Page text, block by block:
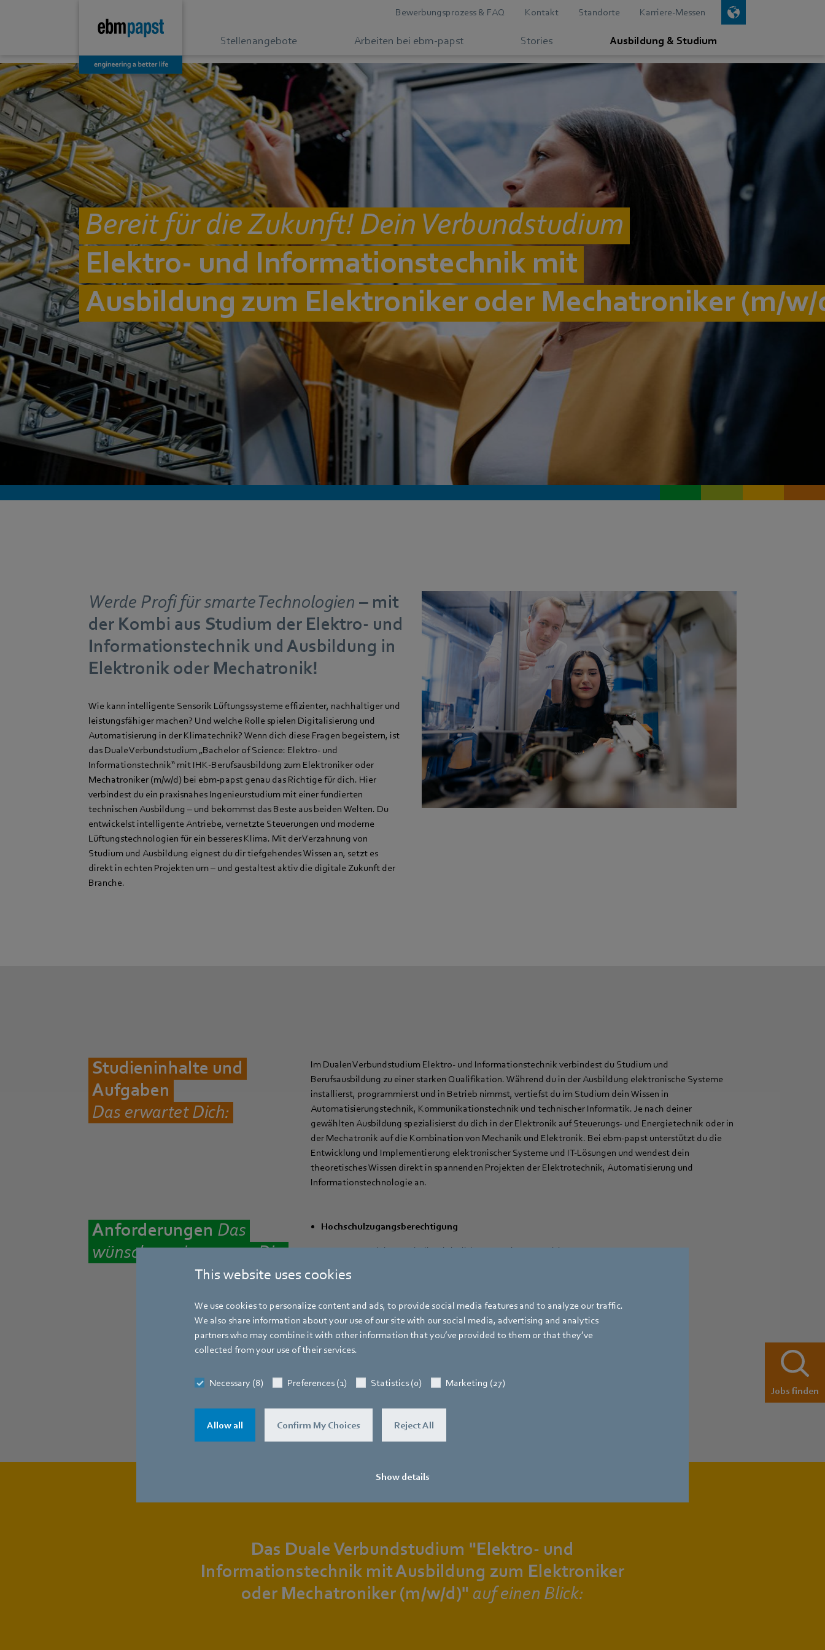
This website uses cookies
We use cookies to personalize content and ads, to provide social media features and to analyze our traffic.
We also share information about your use of our site with our social media, advertising and analytics
partners who may combine it with other information that you’ve provided to them or that they’ve
collected from your use of their services.
Necessary (8) Preferences (1) Statistics (0) Marketing (27)
Allow all Confirm My Choices Reject All
Show details
Bewerbungsprozess & FAQ Kontakt Standorte Karriere-Messen
Stellenangebote Arbeiten bei ebm-papst Stories Ausbildung & Studium
Bereit für die Zukunft! Dein Verbundstudium
Elektro- und Informationstechnik mit
Ausbildung zum Elektroniker oder Mechatroniker (m/w/
Werde Profi für smarte Technologien – mit
der Kombi aus Studium der Elektro- und
Informationstechnik und Ausbildung in
Elektronik oder Mechatronik!
Wie kann intelligente Sensorik Lüftungssysteme effizienter, nachhaltiger und
leistungsfähiger machen? Und welche Rolle spielen Digitalisierung und
Automatisierung in der Klimatechnik? Wenn dich diese Fragen begeistern, ist
das Duale Verbundstudium „Bachelor of Science: Elektro- und
Informationstechnik“ mit IHK-Berufsausbildung zum Elektroniker oder
Mechatroniker (m/w/d) bei ebm‑papst genau das Richtige für dich. Hier
verbindest du ein praxisnahes Ingenieurstudium mit einer fundierten
technischen Ausbildung – und bekommst das Beste aus beiden Welten. Du
entwickelst intelligente Antriebe, vernetzte Steuerungen und moderne
Lüftungstechnologien für ein besseres Klima. Mit der Verzahnung von
Studium und Ausbildung eignest du dir tiefgehendes Wissen an, setzt es
direkt in echten Projekten um – und gestaltest aktiv die digitale Zukunft der
Branche.
Studieninhalte und
Aufgaben
Das erwartet Dich:
Im Dualen Verbundstudium Elektro- und Informationstechnik verbindest du Studium und
Berufsausbildung zu einer starken Qualifikation. Während du in der Ausbildung elektronische Systeme
installierst, programmierst und in Betrieb nimmst, vertiefst du im Studium dein Wissen in
Automatisierungstechnik, Kommunikationstechnik und technischer Informatik. Je nach deiner
gewählten Ausbildung spezialisierst du dich in der Elektronik auf Steuerungs- und Energietechnik oder in
der Mechatronik auf die Kombination von Mechanik und Elektronik. Bei ebm‑papst unterstützt du die
Entwicklung und Implementierung elektronischer Systeme und IT-Lösungen und wendest dein
theoretisches Wissen direkt in spannenden Projekten der Elektrotechnik, Automatisierung und
Informationstechnologie an.
Anforderungen Das
wünschen wir uns von Dir:
Hochschulzugangsberechtigung
Interesse an Elektrotechnik, Digitalisierung und Automatisierung
Innovationskraft und Ideenreichtum
Selbstständige, lösungsorientierte Arbeitsweise
Team- und Kommunikationsfähigkeit
Lernbereitschaft und Engagement
Das Duale Verbundstudium "Elektro- und
Informationstechnik mit Ausbildung zum Elektroniker
oder Mechatroniker (m/w/d)" auf einen Blick:
Jobs finden